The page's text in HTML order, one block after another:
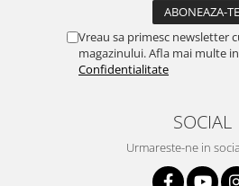
Vreau sa primesc newsletter
magazinului. Afla mai multe in
Confidentialitate
SOCIAL
Urmareste-ne in